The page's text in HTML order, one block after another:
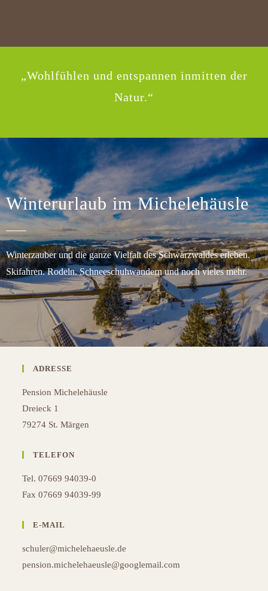
„Wohlfühlen und entspannen inmitten der
Natur.“
Winterurlaub im Michelehäusle
Winterzauber und die ganze Vielfalt des Schwarzwaldes erleben.
Skifahren. Rodeln. Schneeschuhwandern und noch vieles mehr.
ADRESSE
Pension Michelehäusle
Dreieck 1
79274 St. Märgen
TELEFON
Tel. 07669 94039-0
Fax 07669 94039-99
E-MAIL
schuler@michelehaeusle.de
pension.michelehaeusle@googlemail.com